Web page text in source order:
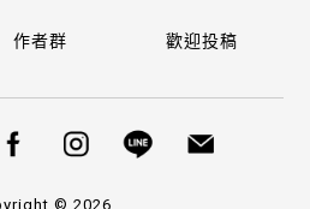
作者群 歡迎投稿
© 2026